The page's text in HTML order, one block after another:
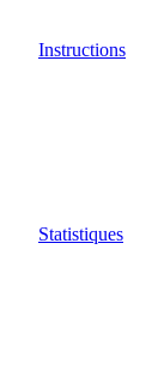
Instructions
Statistiques